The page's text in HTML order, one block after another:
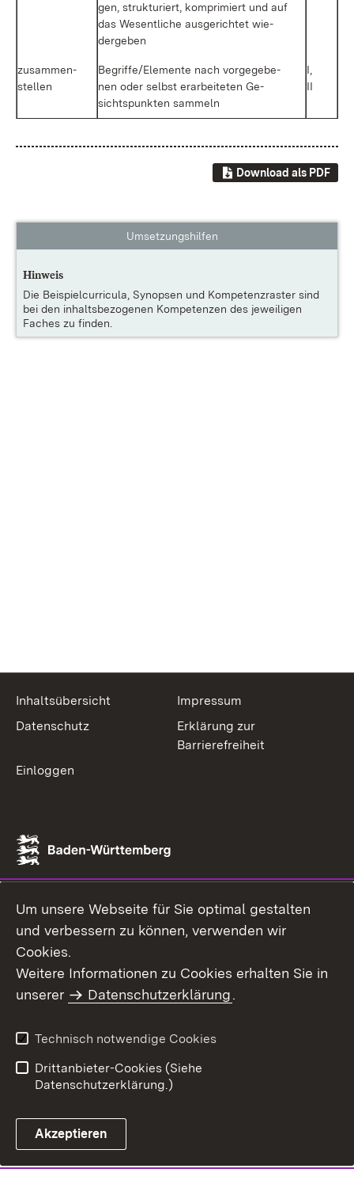
gen, struk­tu­riert, kom­pri­miert und auf
das We­sent­li­che aus­ge­rich­tet wie­
der­ge­ben
zu­sam­men­
stel­len
Be­grif­fe/Ele­men­te nach vor­ge­ge­be­
nen oder selbst er­ar­bei­te­ten Ge­
sichts­punk­ten sam­meln
I,
II
Download als PDF
Umsetzungshilfen
Hinweis
Die Beispielcurricula, Synopsen und Kompetenzraster sind
bei den inhaltsbezogenen Kompetenzen des jeweiligen
Faches zu finden.
Inhaltsübersicht
Impressum
Datenschutz
Erklärung zur
Barrierefreiheit
Einloggen
Um unsere Webseite für Sie optimal gestalten
und verbessern zu können, verwenden wir
Cookies.
Weitere Informationen zu Cookies erhalten Sie in
unserer
Datenschutzerklärung.
Technisch notwendige Cookies
Drittanbieter-Cookies (Siehe
Datenschutzerklärung.)
Akzeptieren